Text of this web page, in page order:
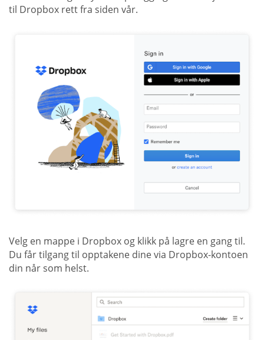
til Dropbox rett fra siden vår.
Velg en mappe i Dropbox og klikk på lagre en gang til.
Du får tilgang til opptakene dine via Dropbox-kontoen
din når som helst.